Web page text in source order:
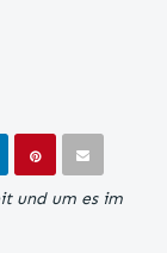
und um es im